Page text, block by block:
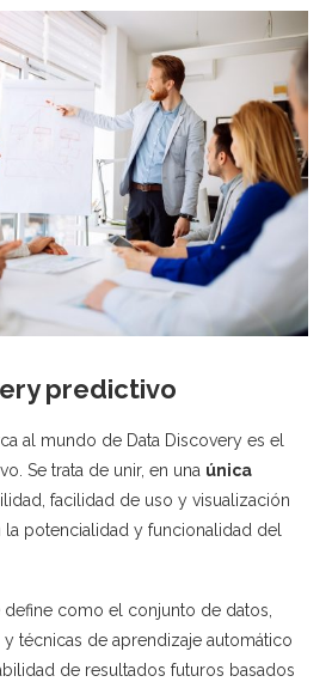
predictivo
al mundo de Data Discovery es el
Se trata de unir, en una única
facilidad de uso y visualización
potencialidad y funcionalidad del
define como el conjunto de datos,
técnicas de aprendizaje automático
de resultados futuros basados